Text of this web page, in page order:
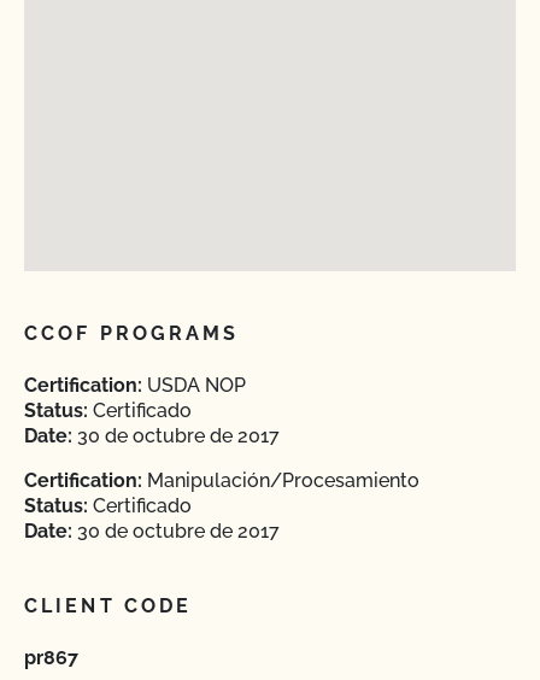
CCOF PROGRAMS
Certification: USDA NOP
Status: Certificado
Date: 30 de octubre de 2017
Certification: Manipulación/Procesamiento
Status: Certificado
Date: 30 de octubre de 2017
CLIENT CODE
pr867